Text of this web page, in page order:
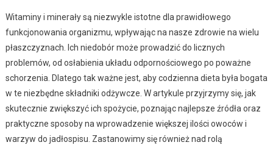
Witaminy i minerały są niezwykle istotne dla prawidłowego
funkcjonowania organizmu, wpływając na nasze zdrowie na wielu
płaszczyznach. Ich niedobór może prowadzić do licznych
problemów, od osłabienia układu odpornościowego po poważne
schorzenia. Dlatego tak ważne jest, aby codzienna dieta była bogata
w te niezbędne składniki odżywcze. W artykule przyjrzymy się, jak
skutecznie zwiększyć ich spożycie, poznając najlepsze źródła oraz
praktyczne sposoby na wprowadzenie większej ilości owoców i
warzyw do jadłospisu. Zastanowimy się również nad rolą